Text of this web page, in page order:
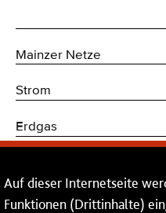
Mainzer Netze
Strom
Erdgas
Kommunikations- und
Auf dieser Internetseite
Funktionen (Drittinhalte)